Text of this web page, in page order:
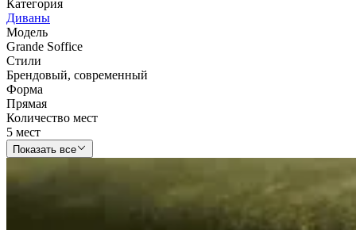
Категория
Диваны
Модель
Grande Soffice
Стили
Брендовый, современный
Форма
Прямая
Количество мест
5 мест
Показать все